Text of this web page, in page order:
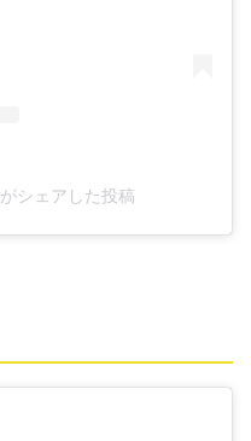
シェアした投稿